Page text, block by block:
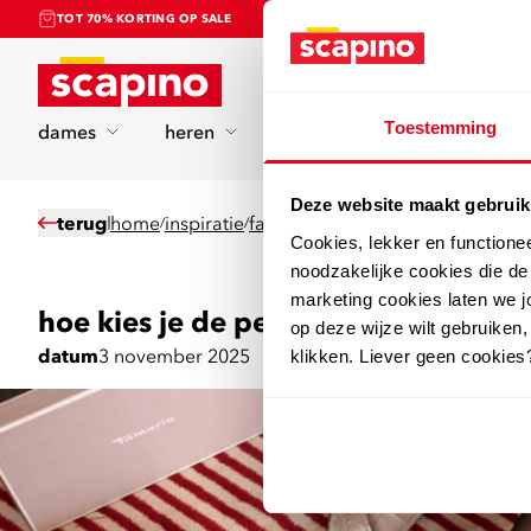
Toestemming
Deze website maakt
Cookies, lekker en
noodzakelijke cookies die
marketing cookies laten we
op deze wijze wilt
klikken. Liever geen
TOT 70% KORTING OP SALE
Home
dames heren sport
terug home/inspiratie/fashion
hoe kies je de perfecte
datum3 november 2025